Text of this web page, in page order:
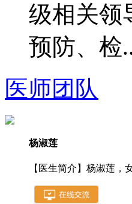
级相关领
预防、检
医师团队
杨淑莲
【医生简介】杨淑莲，